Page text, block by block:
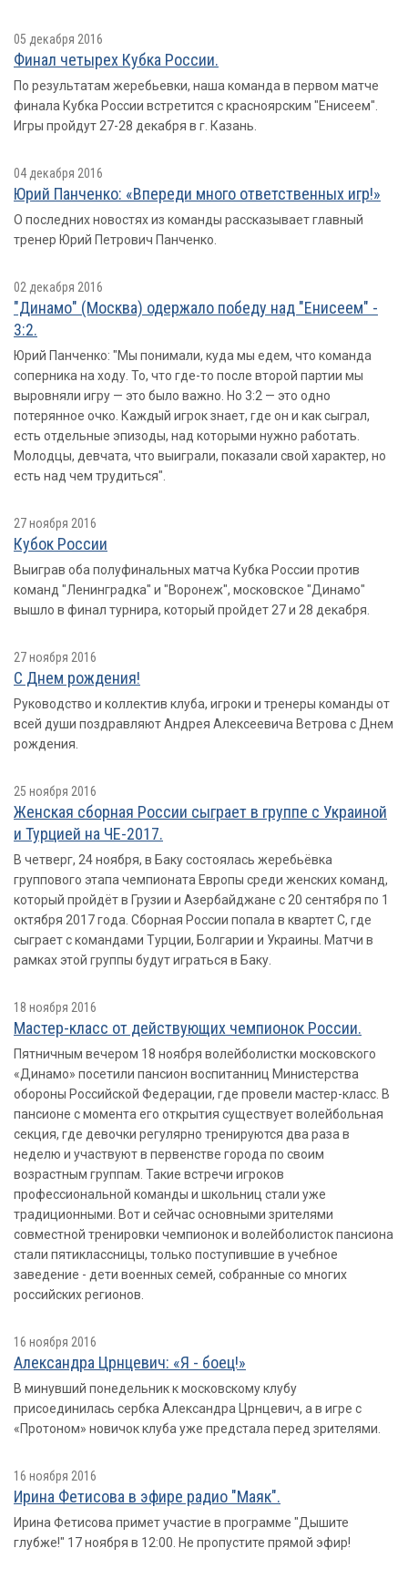
05 декабря 2016
Финал четырех Кубка России.
По результатам жеребьевки, наша команда в первом матче
финала Кубка России встретится с красноярским "Енисеем".
Игры пройдут 27-28 декабря в г. Казань.
04 декабря 2016
Юрий Панченко: «Впереди много ответственных игр!»
О последних новостях из команды рассказывает главный
тренер Юрий Петрович Панченко.
02 декабря 2016
"Динамо" (Москва) одержало победу над "Енисеем" -
3:2.
Юрий Панченко: "Мы понимали, куда мы едем, что команда
соперника на ходу. То, что где-то после второй партии мы
выровняли игру — это было важно. Но 3:2 — это одно
потерянное очко. Каждый игрок знает, где он и как сыграл,
есть отдельные эпизоды, над которыми нужно работать.
Молодцы, девчата, что выиграли, показали свой характер, но
есть над чем трудиться".
27 ноября 2016
Кубок России
Выиграв оба полуфинальных матча Кубка России против
команд "Ленинградка" и "Воронеж", московское "Динамо"
вышло в финал турнира, который пройдет 27 и 28 декабря.
27 ноября 2016
С Днем рождения!
Руководство и коллектив клуба, игроки и тренеры команды от
всей души поздравляют Андрея Алексеевича Ветрова с Днем
рождения.
25 ноября 2016
Женская сборная России сыграет в группе с Украиной
и Турцией на ЧЕ-2017.
В четверг, 24 ноября, в Баку состоялась жеребьёвка
группового этапа чемпионата Европы среди женских команд,
который пройдёт в Грузии и Азербайджане с 20 сентября по 1
октября 2017 года. Сборная России попала в квартет С, где
сыграет с командами Турции, Болгарии и Украины. Матчи в
рамках этой группы будут играться в Баку.
18 ноября 2016
Мастер-класс от действующих чемпионок России.
Пятничным вечером 18 ноября волейболистки московского
«Динамо» посетили пансион воспитанниц Министерства
обороны Российской Федерации, где провели мастер-класс. В
пансионе с момента его открытия существует волейбольная
секция, где девочки регулярно тренируются два раза в
неделю и участвуют в первенстве города по своим
возрастным группам. Такие встречи игроков
профессиональной команды и школьниц стали уже
традиционными. Вот и сейчас основными зрителями
совместной тренировки чемпионок и волейболисток пансиона
стали пятиклассницы, только поступившие в учебное
заведение - дети военных семей, собранные со многих
российских регионов.
16 ноября 2016
Александра Црнцевич: «Я - боец!»
В минувший понедельник к московскому клубу
присоединилась сербка Александра Црнцевич, а в игре с
«Протоном» новичок клуба уже предстала перед зрителями.
16 ноября 2016
Ирина Фетисова в эфире радио "Маяк".
Ирина Фетисова примет участие в программе "Дышите
глубже!" 17 ноября в 12:00. Не пропустите прямой эфир!